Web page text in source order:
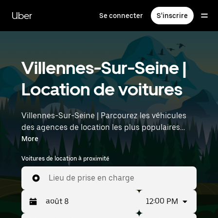
contenu
principal
Uber Se connecter S'inscrire
Villennes-Sur-Seine |
Location de voitures
Villennes-Sur-Seine | Parcourez les véhicules
des agences de location les plus populaires
avec Uber Rent. Des voitures électriques aux
berlines de luxe en passant par les SUV, vous
trouverez des véhicules adaptés aux voyageurs
en solo et aux groupes comptant jusqu'à
sept personnes. Saisissez l'heure et
l'emplacement (par exemple : Paris Orly Airport)
pour trouver des voitures de location à
More
Voitures de location à proximité
Lieu de prise en charge
12:00 PM